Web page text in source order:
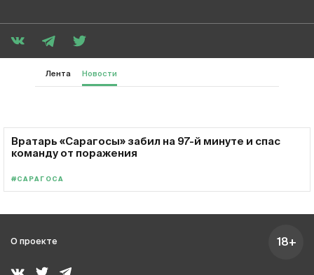
Лента Новости
Вратарь «Сарагосы» забил на 97-й минуте и спас
команду от поражения
#САРАГОСА
О проекте 18+